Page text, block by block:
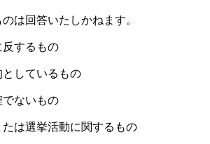
は回答いたしかねます。
するもの
しているもの
でないもの
は選挙活動に関するもの